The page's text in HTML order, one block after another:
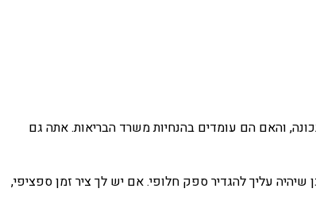
והאם הם עומדים בהנחיות משרד הבריאות. אתה גם
עליך להגדיר ספק חלופי. אם יש לך ציר זמן ספציפי,